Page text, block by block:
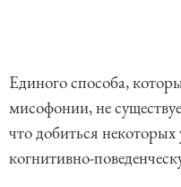
Единого способа,
мисофонии, не
что добиться
когнитивно-